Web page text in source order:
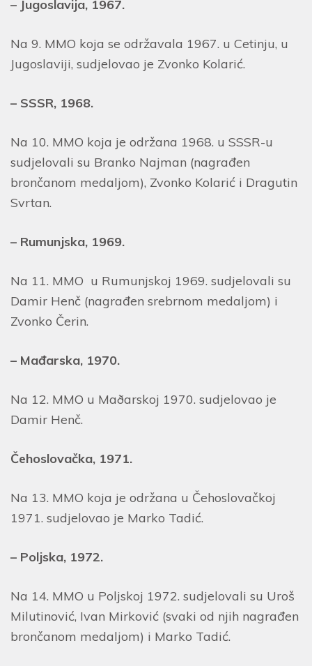
– Jugoslavija, 1967.
Na 9. MMO koja se održavala 1967. u Cetinju, u
Jugoslaviji, sudjelovao je Zvonko Kolarić.
– SSSR, 1968.
Na 10. MMO koja je održana 1968. u SSSR-u
sudjelovali su Branko Najman (nagrađen
brončanom medaljom), Zvonko Kolarić i Dragutin
Svrtan.
– Rumunjska, 1969.
Na 11. MMO u Rumunjskoj 1969. sudjelovali su
Damir Henč (nagrađen srebrnom medaljom) i
Zvonko Čerin.
– Mađarska, 1970.
Na 12. MMO u Maðarskoj 1970. sudjelovao je
Damir Henč.
Čehoslovačka, 1971.
Na 13. MMO koja je održana u Čehoslovačkoj
1971. sudjelovao je Marko Tadić.
– Poljska, 1972.
Na 14. MMO u Poljskoj 1972. sudjelovali su Uroš
Milutinović, Ivan Mirković (svaki od njih nagrađen
brončanom medaljom) i Marko Tadić.